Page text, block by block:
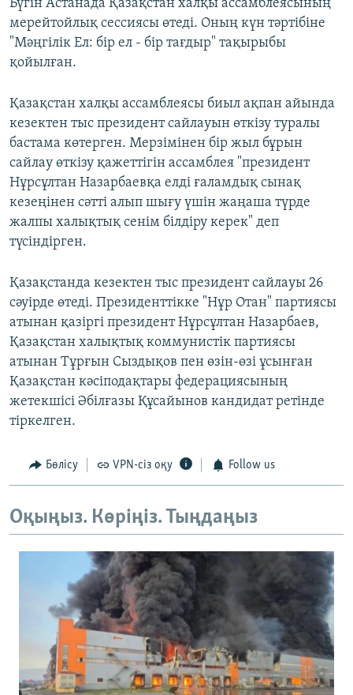
Бүгін Астанада Қазақстан халқы ассамблеясының
мерейтойлық сессиясы өтеді. Оның күн тәртібіне
"Мәңгілік Ел: бір ел - бір тағдыр" тақырыбы
қойылған.
Қазақстан халқы ассамблеясы биыл ақпан айында
кезектен тыс президент сайлауын өткізу туралы
бастама көтерген. Мерзімінен бір жыл бұрын
сайлау өткізу қажеттігін ассамблея "президент
Нұрсұлтан Назарбаевқа елді ғаламдық сынақ
кезеңінен сәтті алып шығу үшін жаңаша түрде
жалпы халықтық сенім білдіру керек" деп
түсіндірген.
Қазақстанда кезектен тыс президент сайлауы 26
сәуірде өтеді. Президенттікке "Нұр Отан" партиясы
атынан қазіргі президент Нұрсұлтан Назарбаев,
Қазақстан халықтық коммунистік партиясы
атынан Тұрғын Сыздықов пен өзін-өзі ұсынған
Қазақстан кәсіподақтары федерациясының
жетекшісі Әбілғазы Құсайынов кандидат ретінде
тіркелген.
Бөлісу VPN-сіз оқу Follow us
Оқыңыз. Көріңіз. Тыңдаңыз